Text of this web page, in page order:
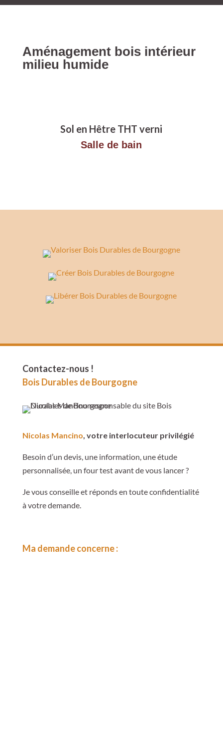
Aménagement bois intérieur
milieu humide
Sol en Hêtre THT verni
Salle de bain
Contactez-nous !
Bois Durables de Bourgogne
Nicolas Mancino, votre interlocuteur privilégié
Besoin d’un devis, une information, une étude
personnalisée, un four test avant de vous lancer ?
Je vous conseille et réponds en toute confidentialité
à votre demande.
Ma demande concerne :